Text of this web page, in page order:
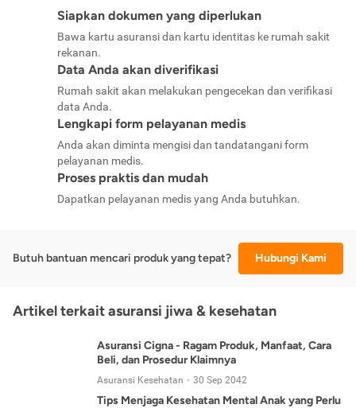
Siapkan dokumen yang diperlukan
Bawa kartu asuransi dan kartu identitas ke rumah sakit
rekanan.
Data Anda akan diverifikasi
Rumah sakit akan melakukan pengecekan dan verifikasi
data Anda.
Lengkapi form pelayanan medis
Anda akan diminta mengisi dan tandatangani form
pelayanan medis.
Proses praktis dan mudah
Dapatkan pelayanan medis yang Anda butuhkan.
Butuh bantuan mencari produk yang tepat? Hubungi Kami
Artikel terkait asuransi jiwa & kesehatan
Asuransi Cigna - Ragam Produk, Manfaat, Cara
Beli, dan Prosedur Klaimnya
Asuransi Kesehatan 30 Sep 2042
Tips Menjaga Kesehatan Mental Anak yang Perlu